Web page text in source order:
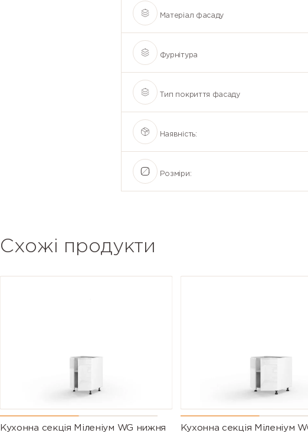
Матеріал фасаду
Фурнітура
Тип покриття фасаду
Наявність:
Розміри:
Схожі продукти
Кухонна секція Міленіум WG нижня
Кухонна секція Міленіум